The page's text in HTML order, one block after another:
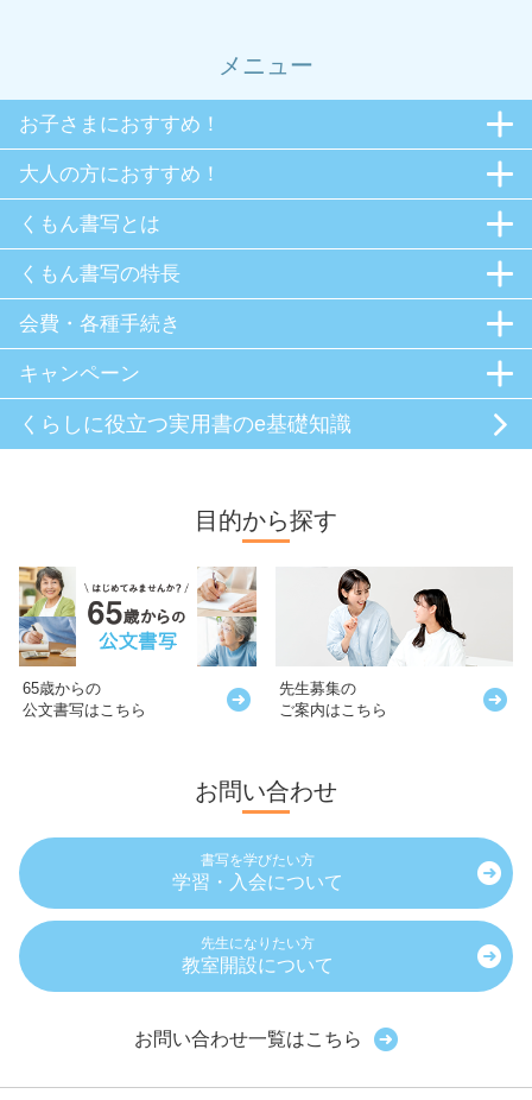
メニュー
お子さまにおすすめ！
大人の方におすすめ！
くもん書写とは
くもん書写の特長
会費・各種手続き
キャンペーン
くらしに役立つ実用書のe基礎知識
目的から探す
65歳からの
公文書写はこちら
先生募集の
ご案内はこちら
お問い合わせ
書写を学びたい方
学習・入会について
先生になりたい方
教室開設について
お問い合わせ一覧はこちら